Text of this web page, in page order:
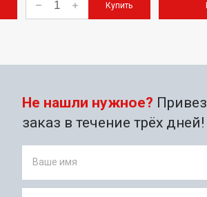
Купить
Не нашли нужное?
заказ в течение трёх дней!
Ваше имя